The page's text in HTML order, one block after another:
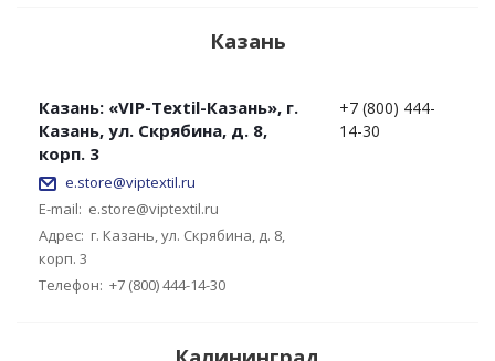
Казань
Казань: «VIP-Textil-Казань», г.
Казань, ул. Скрябина, д. 8,
корп. 3
e.store@viptextil.ru
E-mail: e.store@viptextil.ru
Адрес: г. Казань, ул. Скрябина, д. 8,
корп. 3
Телефон: +7 (800) 444-14-30
+7 (800) 444-
14-30